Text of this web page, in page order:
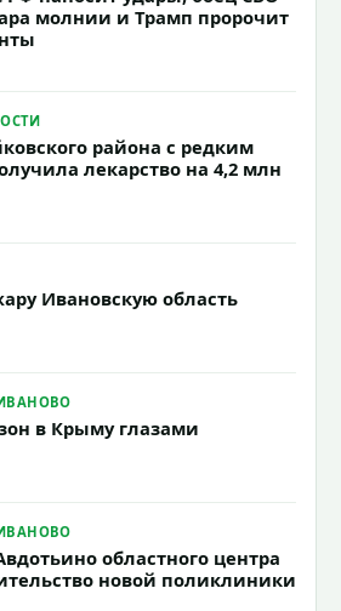
молнии и Трамп пророчит
района с редким
лекарство на 4,2 млн
Ивановскую область
в Крыму глазами
областного центра
новой поликлиники